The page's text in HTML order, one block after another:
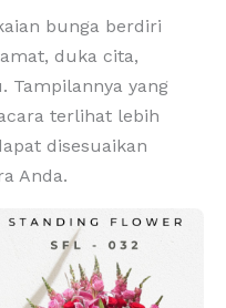
bunga berdiri
duka cita,
Tampilannya yang
terlihat lebih
disesuaikan
Anda.